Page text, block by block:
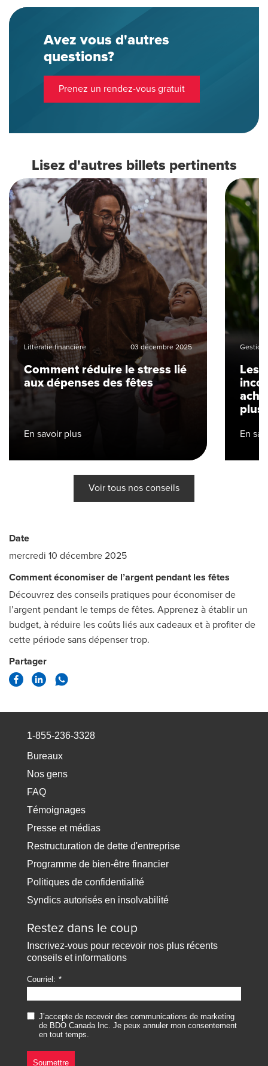
Avez vous d'autres
questions?
Prenez un rendez-vous gratuit
Lisez d'autres billets pertinents
Littératie financière 03 décembre 2025
Comment réduire le stress lié
aux dépenses des fêtes
En savoir plus
Gestion
Les
plus
En
Voir tous nos conseils
Date
mercredi 10 décembre 2025
Comment économiser de l’argent pendant les fêtes
Découvrez des conseils pratiques pour économiser de
l’argent pendant le temps de fêtes. Apprenez à établir un
budget, à réduire les coûts liés aux cadeaux et à profiter de
cette période sans dépenser trop.
Partager
1-855-236-3328
Bureaux
Nos gens
FAQ
Témoignages
Presse et médias
Restructuration de dette d'entreprise
Programme de bien-être financier
Politiques de confidentialité
Syndics autorisés en insolvabilité
Restez dans le coup
Inscrivez-vous pour recevoir nos plus récents
conseils et informations
Courriel:
J’accepte de recevoir des communications de marketing
de BDO Canada Inc. Je peux annuler mon consentement
en tout temps.
Soumettre